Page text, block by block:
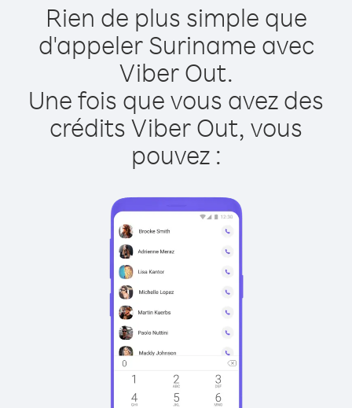
Rien de plus simple que
d'appeler Suriname avec
Viber Out.
Une fois que vous avez des
crédits Viber Out, vous
pouvez :